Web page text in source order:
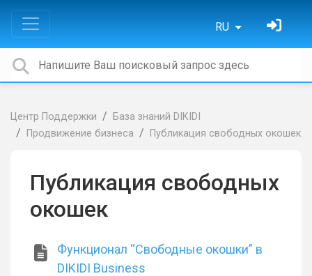
RU
Центр Поддержки
База знаний DIKIDI
Продвижение бизнеса
Публикация свободных окошек
Публикация свободных
окошек
Функционал “Свободные окошки” в
DIKIDI Business